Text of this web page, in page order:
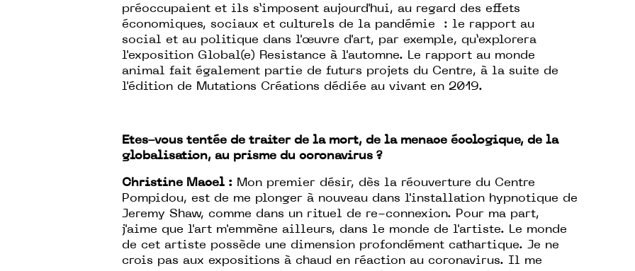
préoccupaient et ils s’imposent aujourd'hui, au regard des effets
économiques, sociaux et culturels de la pandémie : le rapport au
social et au politique dans l'œuvre d'art, par exemple, qu’explorera
l'exposition Global(e) Resistance à l'automne. Le rapport au monde
animal fait également partie de futurs projets du Centre, à la suite de
l'édition de Mutations Créations dédiée au vivant en 2019.
Etes-vous tentée de traiter de la mort, de la menace écologique, de la
globalisation, au prisme du coronavirus ?
Christine Macel : Mon premier désir, dès la réouverture du Centre
Pompidou, est de me plonger à nouveau dans l'installation hypnotique de
Jeremy Shaw, comme dans un rituel de re-connexion. Pour ma part,
j'aime que l'art m'emmène ailleurs, dans le monde de l'artiste. Le monde
de cet artiste possède une dimension profondément cathartique. Je ne
crois pas aux expositions à chaud en réaction au coronavirus. Il me